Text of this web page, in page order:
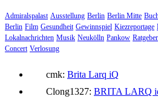
Admiralspalast Ausstellung Berlin Berlin Mitte
Berlin Film Gesundheit Gewinnspiel Kiezreportage
Lokalnachrichten Musik Neukölln Pankow Ratgeber
Concert Verlosung
cmk: Brita Larq iQ
Clong1327: BRITA LARQ